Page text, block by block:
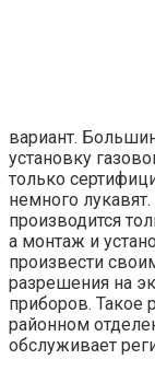
вариант.
установку
только
немного
производится
а монтаж и
произвести
разрешения на
приборов. Такое
районном
обслуживает